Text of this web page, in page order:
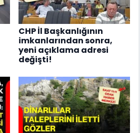
CHP İl Başkanlığının
imkanlarından sonra,
yeni açıklama adresi
değişti!